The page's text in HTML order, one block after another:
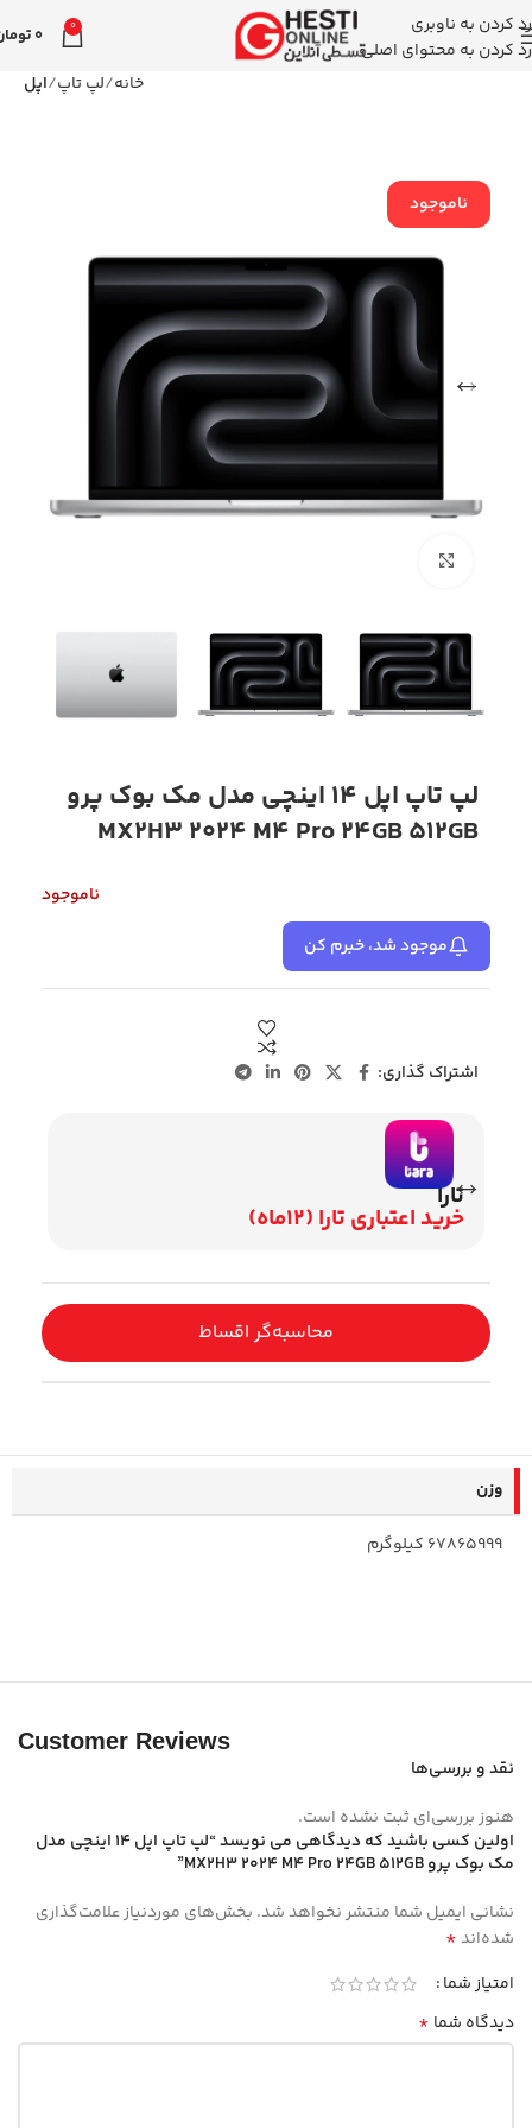
رد کردن به ناوبری
رد کردن به محتوای اصلی
0
0
خانه لپ تاپ اپل
ناموجود
لپ تاپ اپل 14 اینچی مدل مک بوک پرو
MX2H3 2024 M4 Pro 24GB 512GB
ناموجود
موجود شد، خبرم کن
اشتراک گذاری:
تارا
خرید اعتباری تارا (12ماه)
محاسبه‌گر اقساط
وزن
67865999 کیلوگرم
Customer Reviews
نقد و بررسی‌ها
هنوز بررسی‌ای ثبت نشده است.
اولین کسی باشید که دیدگاهی می نویسد “لپ تاپ اپل 14 اینچی مدل
مک بوک پرو MX2H3 2024 M4 Pro 24GB 512GB”
نشانی ایمیل شما منتشر نخواهد شد. بخش‌های موردنیاز علامت‌گذاری
شده‌اند*
امتیاز شما
دیدگاه شما *